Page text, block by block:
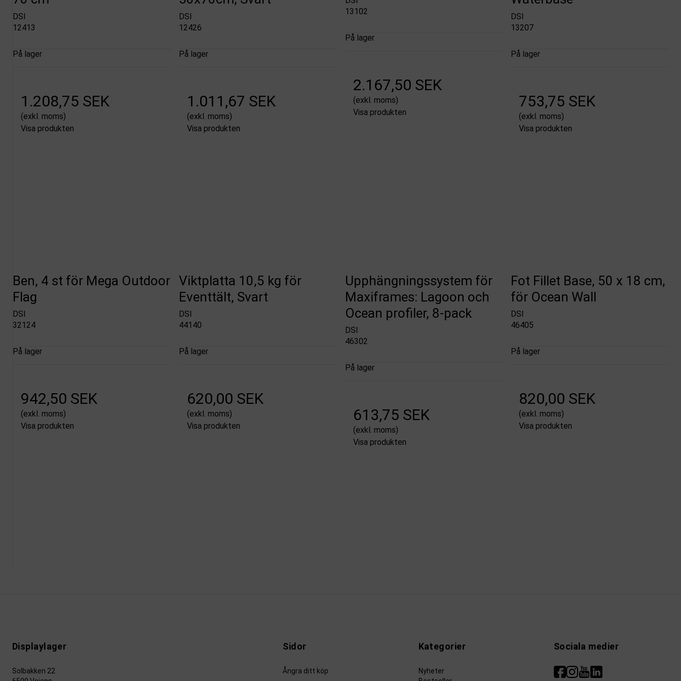
DSI
12413
På lager
1.208,75 SEK
(exkl. moms)
Visa produkten
DSI
12426
På lager
1.011,67 SEK
(exkl. moms)
Visa produkten
13102
På lager
2.167,50 SEK
(exkl. moms)
Visa produkten
DSI
13207
På lager
753,75 SEK
(exkl. moms)
Visa produkten
Ben, 4 st för Mega Outdoor
Flag
DSI
32124
På lager
942,50 SEK
(exkl. moms)
Visa produkten
Viktplatta 10,5 kg för
Eventtält, Svart
DSI
44140
På lager
620,00 SEK
(exkl. moms)
Visa produkten
Upphängningssystem för
Maxiframes: Lagoon och
Ocean profiler, 8-pack
DSI
46302
På lager
613,75 SEK
(exkl. moms)
Visa produkten
Fot Fillet Base, 50 x 18 cm,
för Ocean Wall
DSI
46405
På lager
820,00 SEK
(exkl. moms)
Visa produkten
Displaylager
Solbakken 22
Sidor
Ångra ditt köp
Kategorier
Nyheter
Sociala medier